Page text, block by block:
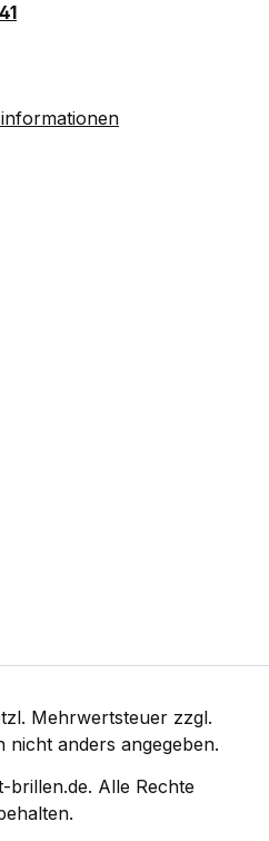
Mehrwertsteuer zzgl.
nicht anders angegeben.
Alle Rechte